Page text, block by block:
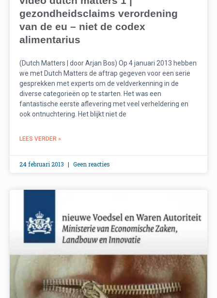
gezondheidsclaims verordening
van de eu – niet de codex
alimentarius
(Dutch Matters | door Arjan Bos) Op 4 januari 2013 hebben
we met Dutch Matters de aftrap gegeven voor een serie
gesprekken met experts om de veldverkenning in de
diverse categorieën op te starten. Het was een
fantastische eerste aflevering met veel verheldering en
ook ontnuchtering. Het blijkt niet de
LEES VERDER »
24 februari 2013 Geen reacties